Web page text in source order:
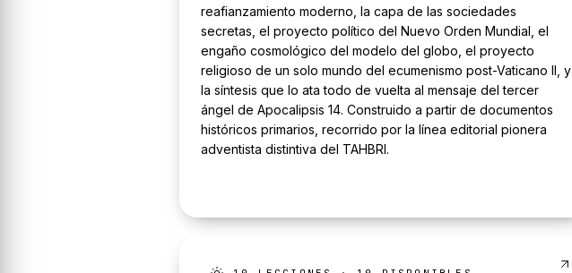
reafianzamiento moderno, la capa de las sociedades
secretas, el proyecto político del Nuevo Orden Mundial, el
engaño cosmológico del modelo del globo, el proyecto
religioso de un solo mundo del ecumenismo post-Vaticano II, y
la síntesis que lo ata todo de vuelta al mensaje del tercer
ángel de Apocalipsis 14. Construido a partir de documentos
históricos primarios, recorrido por la línea editorial pionera
adventista distintiva del TAHBRI.